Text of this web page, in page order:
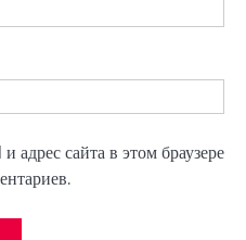
сайта в этом браузере